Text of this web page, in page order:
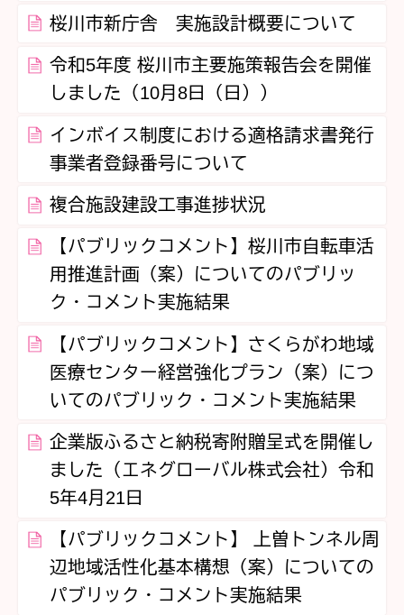
桜川市新庁舎 実施設計概要について
令和5年度 桜川市主要施策報告会を開催
しました（10月8日（日））
インボイス制度における適格請求書発行
事業者登録番号について
複合施設建設工事進捗状況
【パブリックコメント】桜川市自転車活
用推進計画（案）についてのパブリッ
ク・コメント実施結果
【パブリックコメント】さくらがわ地域
医療センター経営強化プラン（案）につ
いてのパブリック・コメント実施結果
企業版ふるさと納税寄附贈呈式を開催し
ました（エネグローバル株式会社）令和
5年4月21日
【パブリックコメント】 上曽トンネル周
辺地域活性化基本構想（案）についての
パブリック・コメント実施結果